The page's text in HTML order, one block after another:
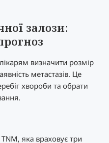
залози:
визначити розмір
метастазів. Це
хвороби та обрати
яка враховує три